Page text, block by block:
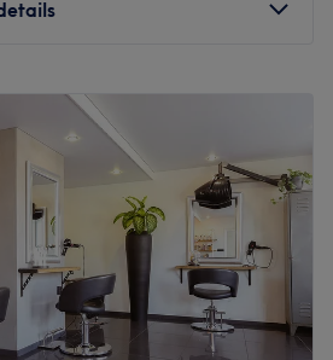
–18:00
09:30–18:00
10:00
Closed
staan bekend om hun
en het zetten van honderd